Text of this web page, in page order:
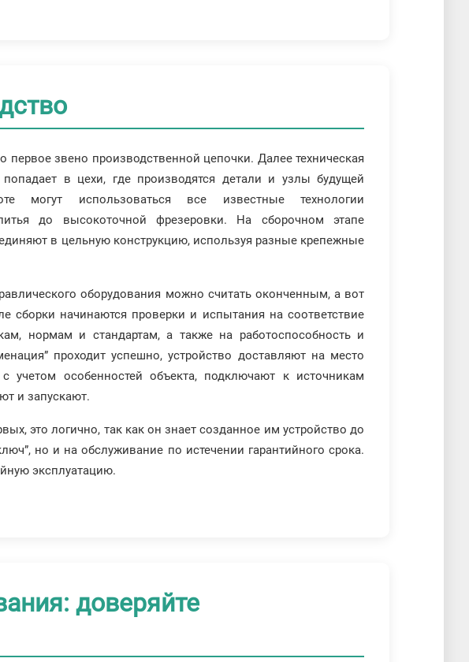
первое звено производственной цепочки. Далее техническая
в цехи, где производятся детали и узлы будущей
могут использоваться все известные технологии
до высокоточной фрезеровки. На сборочном этапе
в цельную конструкцию, используя разные крепежные
оборудования можно считать оконченным, а вот
сборки начинаются проверки и испытания на соответствие
нормам и стандартам, а также на работоспособность и
проходит успешно, устройство доставляют на место
учетом особенностей объекта, подключают к источникам
и запускают.
это логично, так как он знает созданное им устройство до
но и на обслуживание по истечении гарантийного срока.
эксплуатацию.
доверяйте